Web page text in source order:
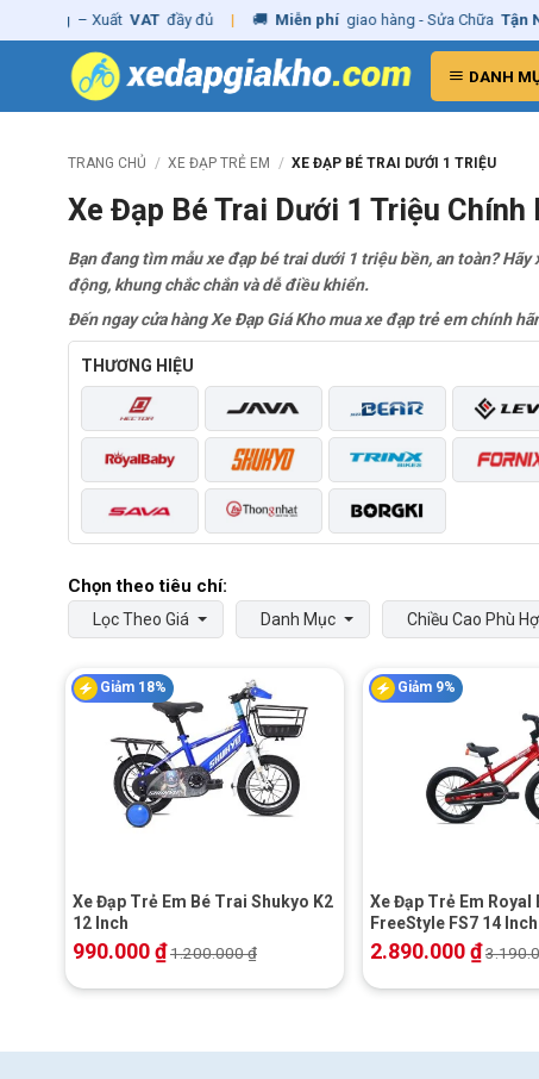
to
– Xuất VAT đầy đủ 🚚 Miễn phí giao hàng - Sửa Chữa Tận
DANH
TRANG CHỦ / XE ĐẠP TRẺ EM / XE ĐẠP BÉ TRAI DƯỚI 1 TRIỆU
Xe Đạp Bé Trai Dưới 1 Triệu
Bạn đang tìm mẫu xe đạp bé trai dưới 1 triệu bền, an toàn?
động, khung chắc chắn và dễ điều khiển.
Đến ngay cửa hàng Xe Đạp Giá Kho mua xe đạp trẻ em chính
THƯƠNG HIỆU
Lọc Theo Giá Danh Mục Chiều Cao Phù
Giảm 18%
Xe Đạp Trẻ Em Bé Trai Shukyo K2
12 Inch
990.000₫1.200.000₫
Giảm 9%
Xe Đạp Trẻ Em Royal
FreeStyle FS7 14 Inch
2.890.000₫